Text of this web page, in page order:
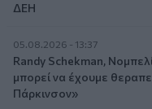
ΔΕΗ
05.08.2026 - 13:37
Randy Schekman,
μπορεί να έχουμε
Πάρκινσον»